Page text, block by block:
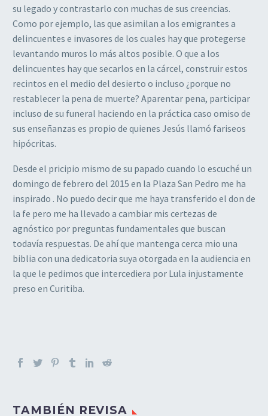
su legado y contrastarlo con muchas de sus creencias.
Como por ejemplo, las que asimilan a los emigrantes a
delincuentes e invasores de los cuales hay que protegerse
levantando muros lo más altos posible. O que a los
delincuentes hay que secarlos en la cárcel, construir estos
recintos en el medio del desierto o incluso ¿porque no
restablecer la pena de muerte? Aparentar pena, participar
incluso de su funeral haciendo en la práctica caso omiso de
sus enseñanzas es propio de quienes Jesús llamó fariseos
hipócritas.
Desde el pricipio mismo de su papado cuando lo escuché un
domingo de febrero del 2015 en la Plaza San Pedro me ha
inspirado . No puedo decir que me haya transferido el don de
la fe pero me ha llevado a cambiar mis certezas de
agnóstico por preguntas fundamentales que buscan
todavía respuestas. De ahí que mantenga cerca mio una
biblia con una dedicatoria suya otorgada en la audiencia en
la que le pedimos que intercediera por Lula injustamente
preso en Curitiba.
TAMBIÉN REVISA